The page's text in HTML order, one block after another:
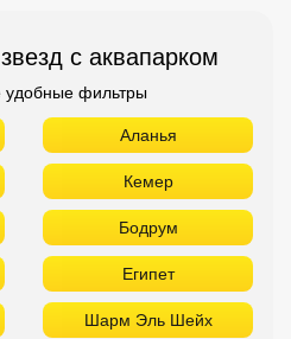
с аквапарком
удобные фильтры
Аланья
Кемер
Бодрум
Египет
Шарм Эль Шейх